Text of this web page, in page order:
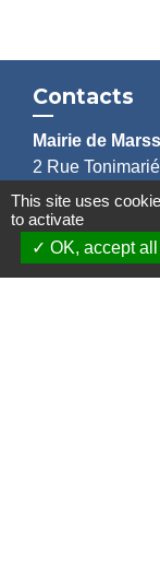
Contacts
Mairie de
2 Rue Tonimarié
81150
+33 5 63 55 40
This site uses
to activate
OK, accept all